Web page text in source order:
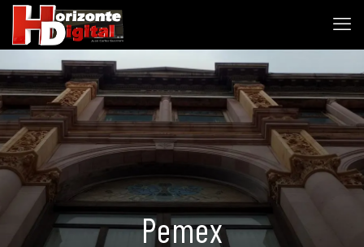
Pemex